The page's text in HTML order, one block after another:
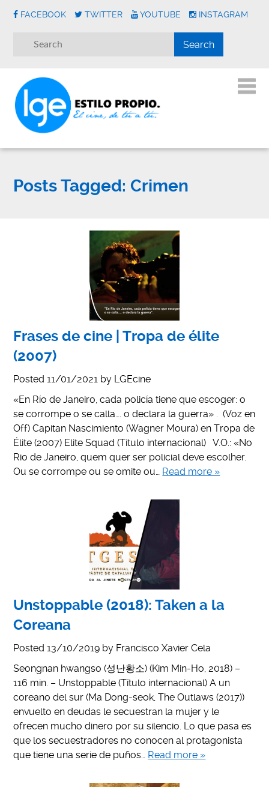
FACEBOOK TWITTER YOUTUBE INSTAGRAM
Posts Tagged: Crimen
Frases de cine | Tropa de élite
(2007)
Posted11/01/2021 by LGEcine
«En Río de Janeiro, cada policía tiene que escoger: o
se corrompe o se calla…. o declara la guerra» . (Voz en
Off) Capitan Nascimiento (Wagner Moura) en Tropa de
Élite (2007) Elite Squad (Título internacional) V.O.: «No
Rio de Janeiro, quem quer ser policial deve escolher.
Ou se corrompe ou se omite ou… Read more »
Unstoppable (2018): Taken a la
Coreana
Posted13/10/2019 by Francisco Xavier Cela
Seongnan hwangso (성난황소) (Kim Min-Ho, 2018) –
116 min. – Unstoppable (Título internacional) A un
coreano del sur (Ma Dong-seok, The Outlaws (2017))
envuelto en deudas le secuestran la mujer y le
ofrecen mucho dinero por su silencio. Lo que pasa es
que los secuestradores no conocen al protagonista
que tiene una serie de puños… Read more »